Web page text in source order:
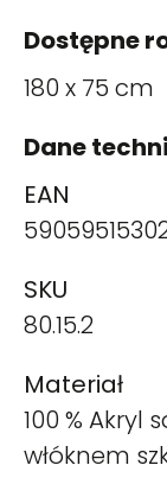
Dostępne
180 x 75 cm
Dane
EAN
SKU
80.15.2
Materiał
100 %
włóknem